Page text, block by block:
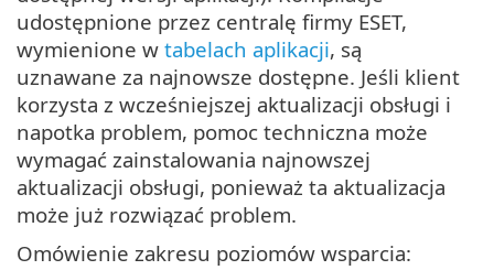
udostępnione przez centralę firmy ESET,
wymienione w tabelach aplikacji, są
uznawane za najnowsze dostępne. Jeśli klient
korzysta z wcześniejszej aktualizacji obsługi i
napotka problem, pomoc techniczna może
wymagać zainstalowania najnowszej
aktualizacji obsługi, ponieważ ta aktualizacja
może już rozwiązać problem.
Omówienie zakresu poziomów wsparcia: